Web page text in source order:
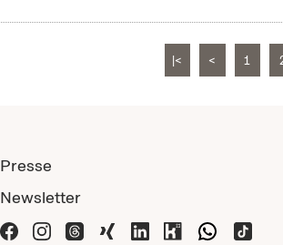
|< < 1
Presse
Newsletter